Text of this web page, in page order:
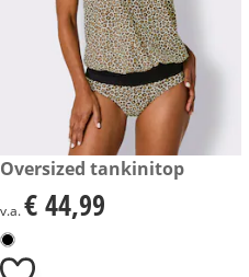
€ 44,99
Oversized tankinitop
€ 44,99
v.a.€ 44,99